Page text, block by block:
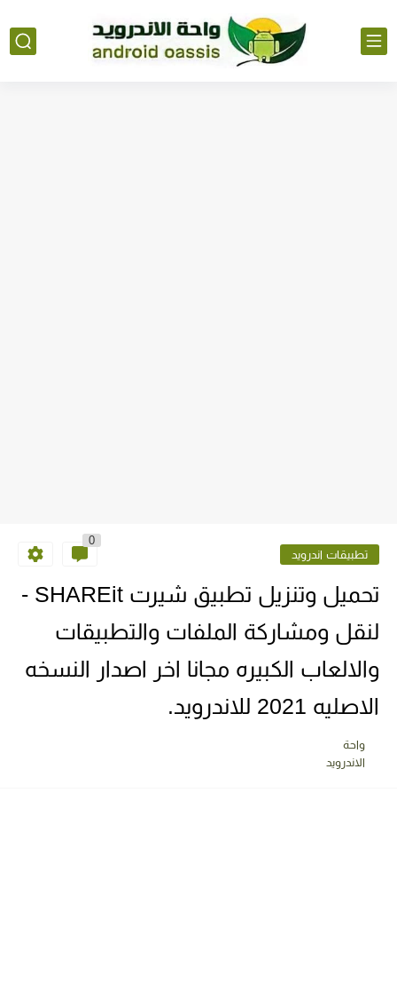
تطبيقات اندرويد
0
تحميل وتنزيل تطبيق شيرت SHAREit -
لنقل ومشاركة الملفات والتطبيقات
والالعاب الكبيره مجانا اخر اصدار النسخه
الاصليه 2021 للاندرويد.
واحة
الاندرويد